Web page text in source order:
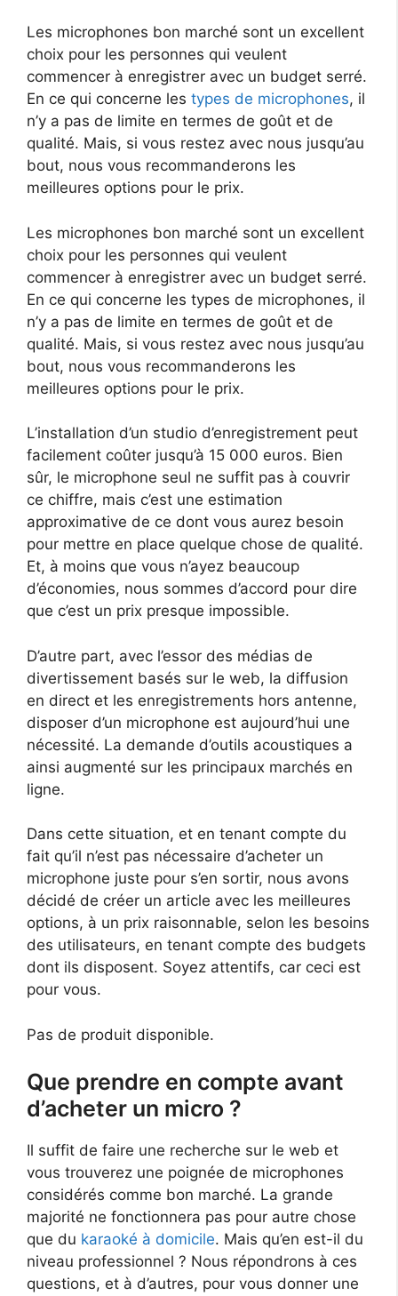
Les microphones bon marché sont un excellent
choix pour les personnes qui veulent
commencer à enregistrer avec un budget serré.
En ce qui concerne les types de microphones, il
n’y a pas de limite en termes de goût et de
qualité. Mais, si vous restez avec nous jusqu’au
bout, nous vous recommanderons les
meilleures options pour le prix.
Les microphones bon marché sont un excellent
choix pour les personnes qui veulent
commencer à enregistrer avec un budget serré.
En ce qui concerne les types de microphones, il
n’y a pas de limite en termes de goût et de
qualité. Mais, si vous restez avec nous jusqu’au
bout, nous vous recommanderons les
meilleures options pour le prix.
L’installation d’un studio d’enregistrement peut
facilement coûter jusqu’à 15 000 euros. Bien
sûr, le microphone seul ne suffit pas à couvrir
ce chiffre, mais c’est une estimation
approximative de ce dont vous aurez besoin
pour mettre en place quelque chose de qualité.
Et, à moins que vous n’ayez beaucoup
d’économies, nous sommes d’accord pour dire
que c’est un prix presque impossible.
D’autre part, avec l’essor des médias de
divertissement basés sur le web, la diffusion
en direct et les enregistrements hors antenne,
disposer d’un microphone est aujourd’hui une
nécessité. La demande d’outils acoustiques a
ainsi augmenté sur les principaux marchés en
ligne.
Dans cette situation, et en tenant compte du
fait qu’il n’est pas nécessaire d’acheter un
microphone juste pour s’en sortir, nous avons
décidé de créer un article avec les meilleures
options, à un prix raisonnable, selon les besoins
des utilisateurs, en tenant compte des budgets
dont ils disposent. Soyez attentifs, car ceci est
pour vous.
Pas de produit disponible.
Que prendre en compte avant
d’acheter un micro ?
Il suffit de faire une recherche sur le web et
vous trouverez une poignée de microphones
considérés comme bon marché. La grande
majorité ne fonctionnera pas pour autre chose
que du karaoké à domicile. Mais qu’en est-il du
niveau professionnel ? Nous répondrons à ces
questions, et à d’autres, pour vous donner une